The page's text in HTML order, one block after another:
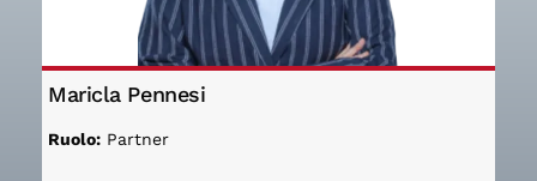
Maricla Pennesi
Ruolo: Partner